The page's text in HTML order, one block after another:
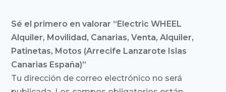
Sé el primero en valorar “Electric WHEEL
Alquiler, Movilidad, Canarias, Venta, Alquiler,
Patinetas, Motos (Arrecife Lanzarote Islas
Canarias España)”
Tu dirección de correo electrónico no será